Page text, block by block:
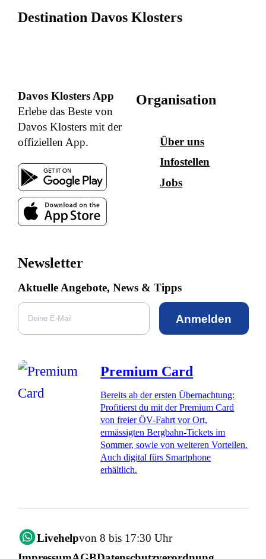
Destination Davos Klosters
Davos Klosters App
Erlebe das Beste von
Davos Klosters mit der
offiziellen App.
Organisation
Über uns
Infostellen
Jobs
Newsletter
Aktuelle Angebote, News & Tipps
Anmelden
Premium Card
Bereits ab der ersten Übernachtung:
Profitierst du mit der Premium Card
von freier ÖV-Fahrt vor Ort,
ermässigten Bergbahn-Tickets im
Sommer, sowie von weiteren Vorteilen.
Auch digital fürs Smartphone
erhältlich.
Livehelpvon 8 bis 17:30 Uhr